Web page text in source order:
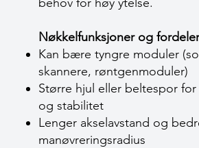
Nøkkelfunksjoner og
Kan bære tyngre moduler
skannere, røntgenmoduler)
Større hjul eller beltespor
og stabilitet
Lenger akselavstand og
manøvreringsradius